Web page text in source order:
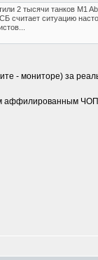
2 тысячи танков M1
ситуацию
- мониторе) за
аффилированным